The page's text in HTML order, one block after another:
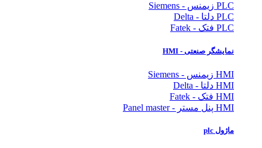
PLC زیمنس - Siemens
PLC دلتا - Delta
PLC فتک - Fatek
نمایشگر صنعتی - HMI
HMI زیمنس - Siemens
HMI دلتا - Delta
HMI فتک - Fatek
HMI پنل مستر - Panel master
ماژول plc